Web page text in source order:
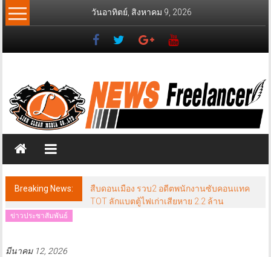
Skip
to
วันอาทิตย์, สิงหาคม 9, 2026
News
Freelancer
วส์
ฟรี
แลน
เซอร์
Breaking News:
สืบดอนเมือง รวบ2 อดีตพนักงานซับคอนแทค
TOT ลักแบตตู้ไฟเก่าเสียหาย 2.2 ล้าน
ข่าวประชาสัมพันธ์
มีนาคม 12, 2026